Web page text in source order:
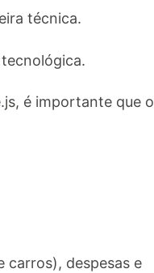
técnica.
é importante que o
carros), despesas e